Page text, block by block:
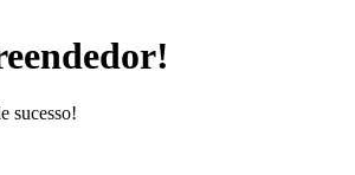
sucesso!